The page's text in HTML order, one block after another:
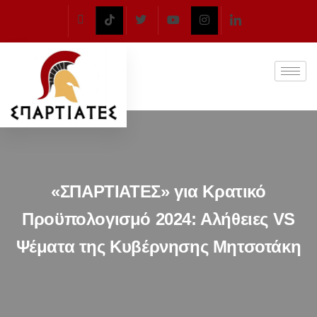
«ΣΠΑΡΤΙΑΤΕΣ» για Κρατικό
Προϋπολογισμό 2024: Αλήθειες VS
Ψέματα της Κυβέρνησης Μητσοτάκη